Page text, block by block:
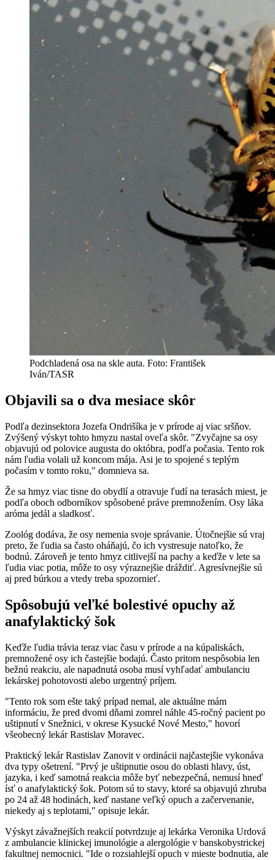
Podchladená osa na skle auta. Foto: František
Iván/TASR
Objavili sa o dva mesiace skôr
Podľa dezinsektora Jozefa Ondrišíka je v prírode aj viac sršňov.
Zvýšený výskyt tohto hmyzu nastal oveľa skôr. "Zvyčajne sa osy
objavujú od polovice augusta do októbra, podľa počasia. Tento rok
nám ľudia volali už koncom mája. Asi je to spojené s teplým
počasím v tomto roku," domnieva sa.
Že sa hmyz viac tisne do obydlí a otravuje ľudí na terasách miest, je
podľa oboch odborníkov spôsobené práve premnožením. Osy láka
aróma jedál a sladkosť.
Zoológ dodáva, že osy nemenia svoje správanie. Útočnejšie sú vraj
preto, že ľudia sa často oháňajú, čo ich vystresuje natoľko, že
bodnú. Zároveň je tento hmyz citlivejší na pachy a keďže v lete sa
ľudia viac potia, môže to osy výraznejšie dráždiť. Agresívnejšie sú
aj pred búrkou a vtedy treba spozornieť.
Spôsobujú veľké bolestivé opuchy až
anafylaktický šok
Keďže ľudia trávia teraz viac času v prírode a na kúpaliskách,
premnožené osy ich častejšie bodajú. Často pritom nespôsobia len
bežnú reakciu, ale napadnutá osoba musí vyhľadať ambulanciu
lekárskej pohotovosti alebo urgentný príjem.
"Tento rok som ešte taký prípad nemal, ale aktuálne mám
informáciu, že pred dvomi dňami zomrel náhle 45-ročný pacient po
uštipnutí v Snežnici, v okrese Kysucké Nové Mesto," hovorí
všeobecný lekár Rastislav Moravec.
Praktický lekár Rastislav Zanovit v ordinácii najčastejšie vykonáva
dva typy ošetrení. "Prvý je uštipnutie osou do oblasti hlavy, úst,
jazyka, i keď samotná reakcia môže byť nebezpečná, nemusí hneď
ísť o anafylaktický šok. Potom sú to stavy, ktoré sa objavujú zhruba
po 24 až 48 hodinách, keď nastane veľký opuch a začervenanie,
niekedy aj s teplotami," opisuje lekár.
Výskyt závažnejších reakcií potvrdzuje aj lekárka Veronika Urdová
z ambulancie klinickej imunológie a alergológie v banskobystrickej
fakultnej nemocnici. "Ide o rozsiahlejší opuch v mieste bodnutia, ale